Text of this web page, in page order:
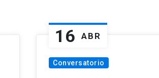
16 ABR
Conversatorio